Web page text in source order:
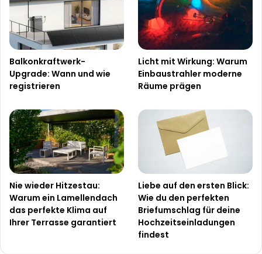
Balkonkraftwerk-
Upgrade: Wann und wie
registrieren
Licht mit Wirkung: Warum
Einbaustrahler moderne
Räume prägen
Nie wieder Hitzestau:
Warum ein Lamellendach
das perfekte Klima auf
Ihrer Terrasse garantiert
Liebe auf den ersten Blick:
Wie du den perfekten
Briefumschlag für deine
Hochzeitseinladungen
findest